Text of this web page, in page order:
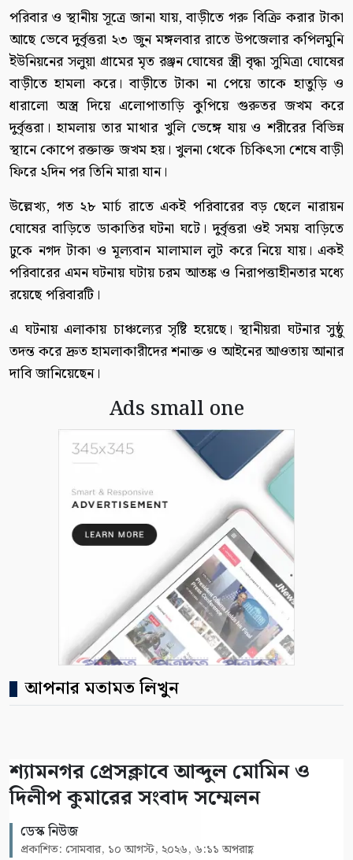
পরিবার ও স্থানীয় সূত্রে জানা যায়, বাড়ীতে গরু বিক্রি করার টাকা
আছে ভেবে দুর্বৃত্তরা ২৩ জুন মঙ্গলবার রাতে উপজেলার কপিলমুনি
ইউনিয়নের সলুয়া গ্রামের মৃত রঞ্জন ঘোষের স্ত্রী বৃদ্ধা সুমিত্রা ঘোষের
বাড়ীতে হামলা করে। বাড়ীতে টাকা না পেয়ে তাকে হাতুড়ি ও
ধারালো অস্ত্র দিয়ে এলোপাতাড়ি কুপিয়ে গুরুতর জখম করে
দুর্বৃত্তরা। হামলায় তার মাথার খুলি ভেঙ্গে যায় ও শরীরের বিভিন্ন
স্থানে কোপে রক্তাক্ত জখম হয়। খুলনা থেকে চিকিৎসা শেষে বাড়ী
ফিরে ২দিন পর তিনি মারা যান।
উল্লেখ্য, গত ২৮ মার্চ রাতে একই পরিবারের বড় ছেলে নারায়ন
ঘোষের বাড়িতে ডাকাতির ঘটনা ঘটে। দুর্বৃত্তরা ওই সময় বাড়িতে
ঢুকে নগদ টাকা ও মূল্যবান মালামাল লুট করে নিয়ে যায়। একই
পরিবারের এমন ঘটনায় ঘটায় চরম আতঙ্ক ও নিরাপত্তাহীনতার মধ্যে
রয়েছে পরিবারটি।
এ ঘটনায় এলাকায় চাঞ্চল্যের সৃষ্টি হয়েছে। স্থানীয়রা ঘটনার সুষ্ঠু
তদন্ত করে দ্রুত হামলাকারীদের শনাক্ত ও আইনের আওতায় আনার
দাবি জানিয়েছেন।
Ads small one
আপনার মতামত লিখুন
শ্যামনগর প্রেসক্লাবে আব্দুল মোমিন ও
দিলীপ কুমারের সংবাদ সম্মেলন
ডেস্ক নিউজ
প্রকাশিত: সোমবার, ১০ আগস্ট, ২০২৬, ৬:১১ অপরাহ্ণ